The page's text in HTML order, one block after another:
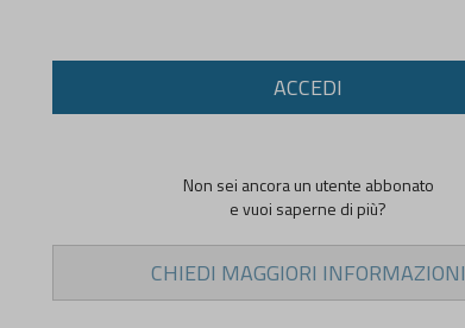
ACCEDI
Non sei ancora un utente abbonato
e vuoi saperne di più?
CHIEDI MAGGIORI INFORMAZIONI